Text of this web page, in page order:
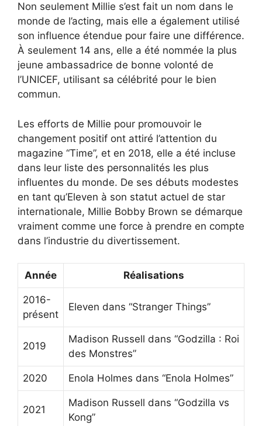
Non seulement Millie s’est fait un nom dans le
monde de l’acting, mais elle a également utilisé
son influence étendue pour faire une différence.
À seulement 14 ans, elle a été nommée la plus
jeune ambassadrice de bonne volonté de
l’UNICEF, utilisant sa célébrité pour le bien
commun.
Les efforts de Millie pour promouvoir le
changement positif ont attiré l’attention du
magazine “Time”, et en 2018, elle a été incluse
dans leur liste des personnalités les plus
influentes du monde. De ses débuts modestes
en tant qu’Eleven à son statut actuel de star
internationale, Millie Bobby Brown se démarque
vraiment comme une force à prendre en compte
dans l’industrie du divertissement.
Année Réalisations
2016-
présent
Eleven dans “Stranger Things”
2019
Madison Russell dans “Godzilla : Roi
des Monstres”
2020 Enola Holmes dans “Enola Holmes”
2021
Madison Russell dans “Godzilla vs
Kong”